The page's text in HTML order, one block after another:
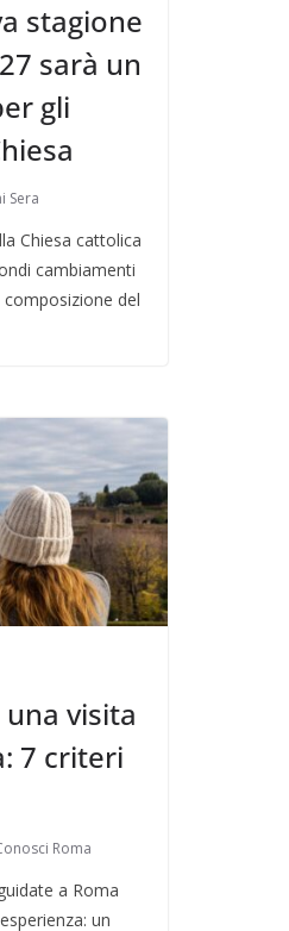
stagione
sarà un
gli
Sera
Chiesa cattolica
cambiamenti
del
visita
7 criteri
Roma
a Roma
un